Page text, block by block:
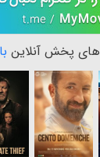
پخش آنلاین